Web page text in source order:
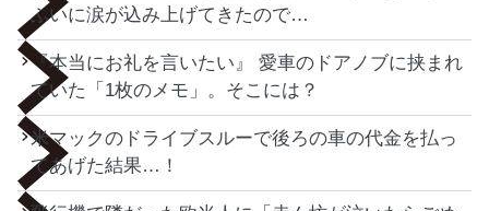
ふいに涙が込み上げてきたので…
『本当にお礼を言いたい』 愛車のドアノブに挟まれ
ていた「1枚のメモ」。そこには？
米マックのドライブスルーで後ろの車の代金を払っ
てあげた結果…！